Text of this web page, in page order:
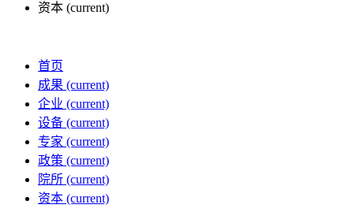
资本 (current)
首页
成果 (current)
企业 (current)
设备 (current)
专家 (current)
政策 (current)
院所 (current)
资本 (current)